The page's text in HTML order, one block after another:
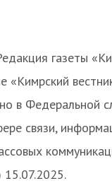
газеты
«Кимрский
в Федеральной
связи,